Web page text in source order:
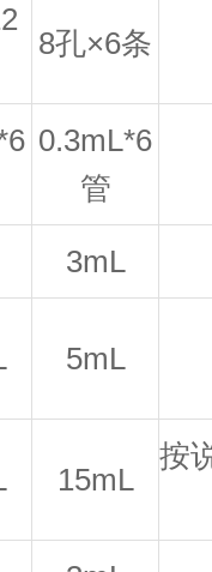
8孔×6条
0.3mL*6
管
3mL
5mL
15mL
按